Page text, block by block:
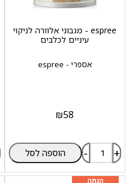
אספרי - espree
espree - מגבוני אלוורה לניקוי
עיניים לכלבים
₪58
- + הוספה לסל
מוצר שני ב-20%
הנחה